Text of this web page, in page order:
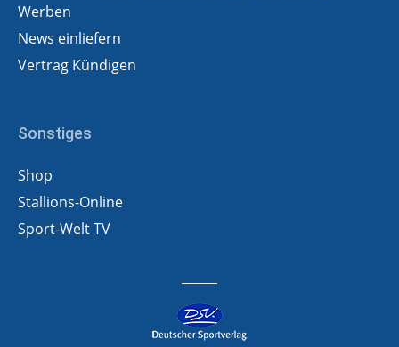
Werben
News einliefern
Vertrag Kündigen
Sonstiges
Shop
Stallions-Online
Sport-Welt TV